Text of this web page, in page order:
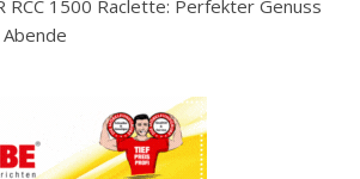
RCC 1500 Raclette: Perfekter Genuss